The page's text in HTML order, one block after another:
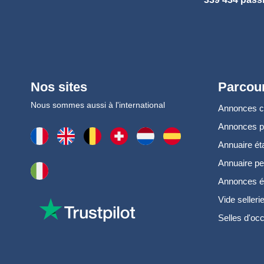
Nos sites
Nous sommes aussi à l'international
Annonces
Annonces
Annuaire
Annuaire
Annonces
Vide sellerie
Selles